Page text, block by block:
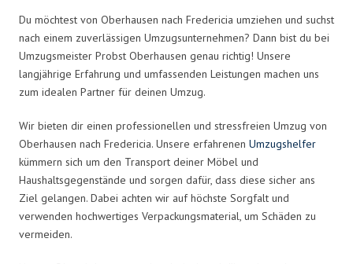
Du möchtest von Oberhausen nach Fredericia umziehen und suchst
nach einem zuverlässigen Umzugsunternehmen? Dann bist du bei
Umzugsmeister Probst Oberhausen genau richtig! Unsere
langjährige Erfahrung und umfassenden Leistungen machen uns
zum idealen Partner für deinen Umzug.
Wir bieten dir einen professionellen und stressfreien Umzug von
Oberhausen nach Fredericia. Unsere erfahrenen Umzugshelfer
kümmern sich um den Transport deiner Möbel und
Haushaltsgegenstände und sorgen dafür, dass diese sicher ans
Ziel gelangen. Dabei achten wir auf höchste Sorgfalt und
verwenden hochwertiges Verpackungsmaterial, um Schäden zu
vermeiden.